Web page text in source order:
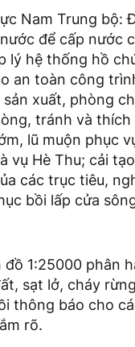
Nam Trung bộ:
để cấp nước
lý hệ thống hồ
an toàn công
xuất, phòng
tránh và
lũ muộn phục
vụ Hè Thu; cải
các trục tiêu,
bồi lấp cửa
đồ 1:25000 phân
sạt lở, cháy
thông báo cho
rõ.